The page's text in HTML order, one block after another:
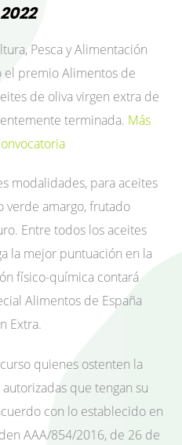
Pesca y Alimentación
el premio Alimentos de
de oliva virgen extra de
terminada. Más
modalidades, para aceites
verde amargo, frutado
Entre todos los aceites
la mejor puntuación en la
físico-química contará
Alimentos de España
Extra.
quienes ostenten la
que tengan su
con lo establecido en
AAA/854/2016, de 26 de